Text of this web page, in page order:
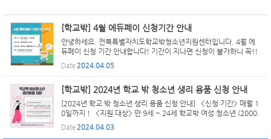
[학교밖] 4월 에듀페이 신청기간 안내
안녕하세요. 전북특별자치도학교밖청소년지원센터입니다. 4월 에
듀페이 신청 기간 안내합니다! 기간이 지나면 신청이 불가하니 꼭!!
기간 안에 신청해주세요 ♥ - 신청 기간 : 4월 11일(목)~22일(월) *
기간 외 신청 불가 - 신청 대상 : 3월 에듀페이 신청자 ...
Date2024.04.05
[학교밖] 2024년 학교 밖 청소년 생리 용품 신청 안내
[2024년 학교 밖 청소년 생리 용품 신청 안내] <신청 기간> 매월 1
0일까지 ! <지원 대상> 만 9세 ~ 24세 학교밖 여성 청소년 (2000.
1. 1 ~ 2015. 12. 31 출생자) * 여성가족부 국비 생리대 지원 사업
수혜자 중복 지원 불가 <지원 내용> 25,000원 상당 ...
Date2024.04.03